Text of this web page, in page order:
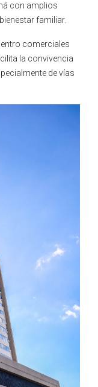
con amplios
familiar.
comerciales
la convivencia
de vías